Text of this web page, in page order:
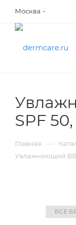
Москва
SPF
Главная —
Увлажняющий BB
ВСЕ